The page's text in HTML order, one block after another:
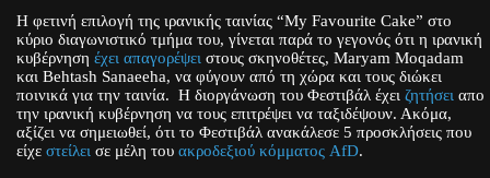
Η φετινή επιλογή της ιρανικής ταινίας “My Favourite Cake” στο
κύριο διαγωνιστικό τμήμα του, γίνεται παρά το γεγονός ότι η ιρανική
κυβέρνηση έχει απαγορέψειστους σκηνοθέτες, Maryam Moqadam
και Behtash Sanaeeha, να φύγουν από τη χώρα και τους διώκει
ποινικά για την ταινία. H διοργάνωση του Φεστιβάλ έχειζητήσει απο
την ιρανική κυβέρνηση να τους επιτρέψει να ταξιδέψουν. Ακόμα,
αξίζει να σημειωθεί, ότι το Φεστιβάλ ανακάλεσε 5 προσκλήσεις που
είχεστείλει σε μέλη τουακροδεξιού κόμματος AfD.